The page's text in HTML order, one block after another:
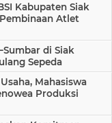
Kabupaten Siak
Atlet
di Siak
Sepeda
Mahasiswa
Produksi